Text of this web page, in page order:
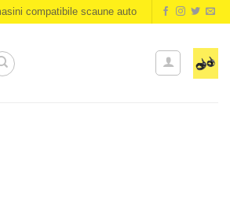
compatibile scaune auto